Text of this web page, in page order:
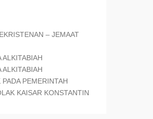
– JEMAAT
ALKITABIAH
ALKITABIAH
PEMERINTAH
KAISAR KONSTANTIN